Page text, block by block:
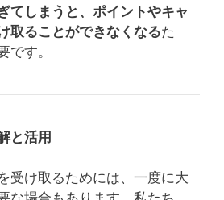
てしまうと、ポイントやキャ
取ることができなくなるた
です。
と活用
受け取るためには、一度に大